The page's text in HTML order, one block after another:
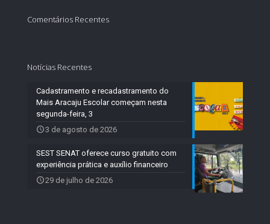
Comentários Recentes
Notícias Recentes
Cadastramento e recadastramento do
Mais Aracaju Escolar começam nesta
segunda-feira, 3
3 de agosto de 2026
SEST SENAT oferece curso gratuito com
experiência prática e auxílio financeiro
29 de julho de 2026